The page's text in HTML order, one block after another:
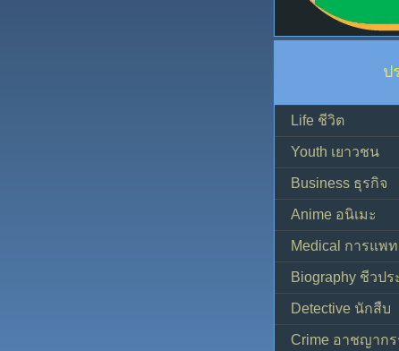
ป
Life ชีวิต
Youth เยาวชน
Business ธุรกิจ
Anime อนิเมะ
Medical การแพ
Biography ชีวปร
Detective นักสืบ
Crime อาชญาก